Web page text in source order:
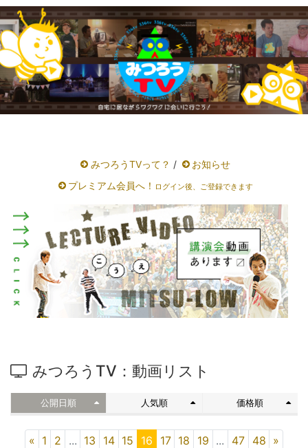
みつろうTVって？ /
お知らせ
プレミアム会員へ！ ログイン後、ご登録できます
みつろうTV：動画リスト
公開日順 人気順 価格順
« 1 2 ... 13 14 15 16 17 18 19 ... 47 48 »